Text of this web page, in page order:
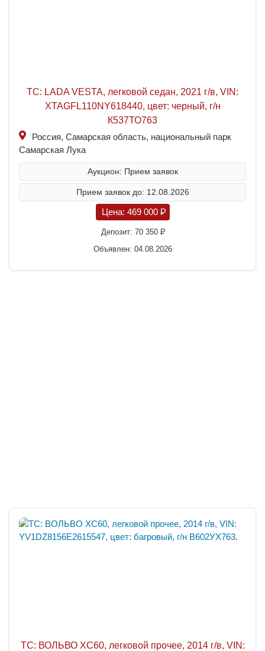
ТС: LADA VESTA, легковой седан, 2021 г/в, VIN:
XTAGFL110NY618440, цвет: черный, г/н
К537ТО763
Россия, Самарская область, национальный парк
Самарская Лука
Аукцион: Прием заявок
Прием заявок до: 12.08.2026
Цена: 469 000 P
Депозит: 70 350P
Объявлен: 04.08.2026
ТС: ВОЛЬВО XC60, легковой прочее, 2014 г/в, VIN: